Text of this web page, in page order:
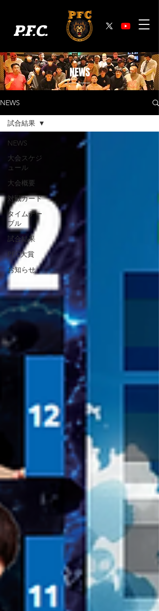
P.F.C.
​NEWS
NEWS
NEWS
大会スケジ
ュール
大会概要
対戦カード
タイムテー
ブル
試合結果
PFC大賞
お知らせ
試合結果